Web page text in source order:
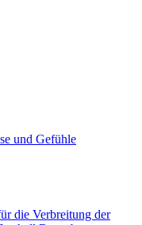
und Gefühle
die Verbreitung der